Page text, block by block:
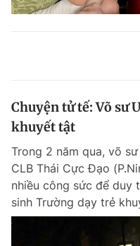
Chuyện tử tế: Võ sư
khuyết tật
Trong 2 năm qua, võ sư
CLB Thái Cực Đạo
nhiều công sức để duy
sinh Trường dạy trẻ